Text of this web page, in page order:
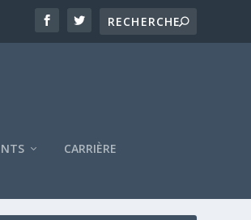
CARRIÈRE